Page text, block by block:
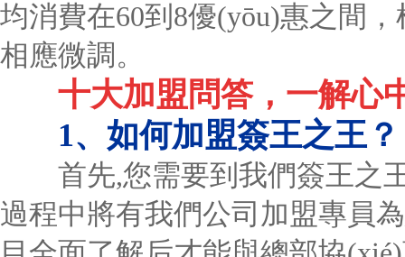
均消費在60到8優(yōu)惠之間
相應微調。
十大加盟問答，一解心
1、如何加盟簽王之王？
首先,您需要到我們簽王之王
過程中將有我們公司加盟專員